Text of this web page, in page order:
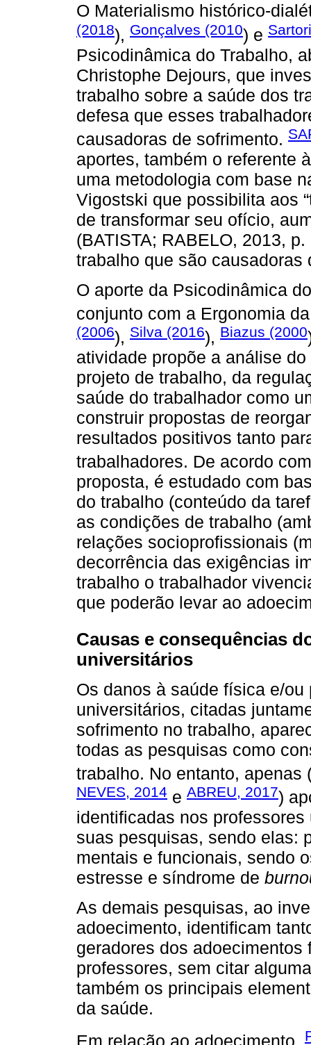
O Materialismo histórico-
(2018), Gonçalves (2010) e
Psicodinâmica do Trabalho,
Christophe Dejours, que
trabalho sobre a saúde dos
defesa que esses
causadoras de sofrimento.
aportes, também o referente
uma metodologia com base
Vigostski que possibilita aos
de transformar seu ofício,
(BATISTA; RABELO, 2013,
trabalho que são causadoras
O aporte da Psicodinâmica
conjunto com a Ergonomia
(2006), Silva (2016), Biazus (2000
atividade propõe a análise
projeto de trabalho, da
saúde do trabalhador como
construir propostas de
resultados positivos tanto
trabalhadores. De acordo
proposta, é estudado com
do trabalho (conteúdo da
as condições de trabalho
relações socioprofissionais
decorrência das exigências
trabalho o trabalhador
que poderão levar ao
Causas e consequências
universitários
Os danos à saúde física e/
universitários, citadas
sofrimento no trabalho,
todas as pesquisas como
trabalho. No entanto, apenas
NEVES, 2014 e ABREU, 2017)
identificadas nos
suas pesquisas, sendo elas:
mentais e funcionais, sendo
estresse e síndrome de
As demais pesquisas, ao
adoecimento, identificam
geradores dos
professores, sem citar
também os principais
da saúde.
Em relação ao adoecimento,